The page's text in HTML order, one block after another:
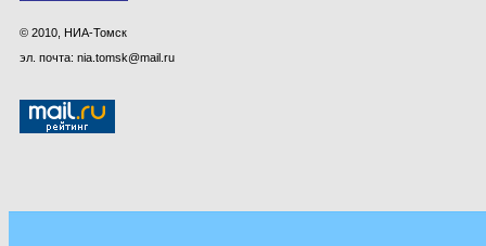
© 2010, НИА-Томск
эл. почта: nia.tomsk@mail.ru